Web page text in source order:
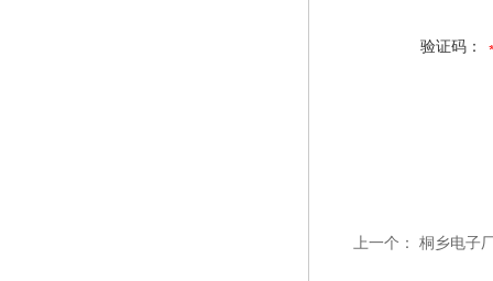
验证码：
上一个： 桐乡电子